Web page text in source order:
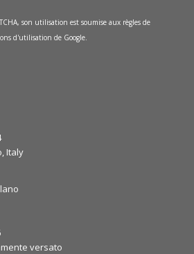
2025! ⏳
your needs and explore how our
applications. Let’s make the most
son utilisation est soumise aux règles de
d'utilisation de Google.
Italy
versato